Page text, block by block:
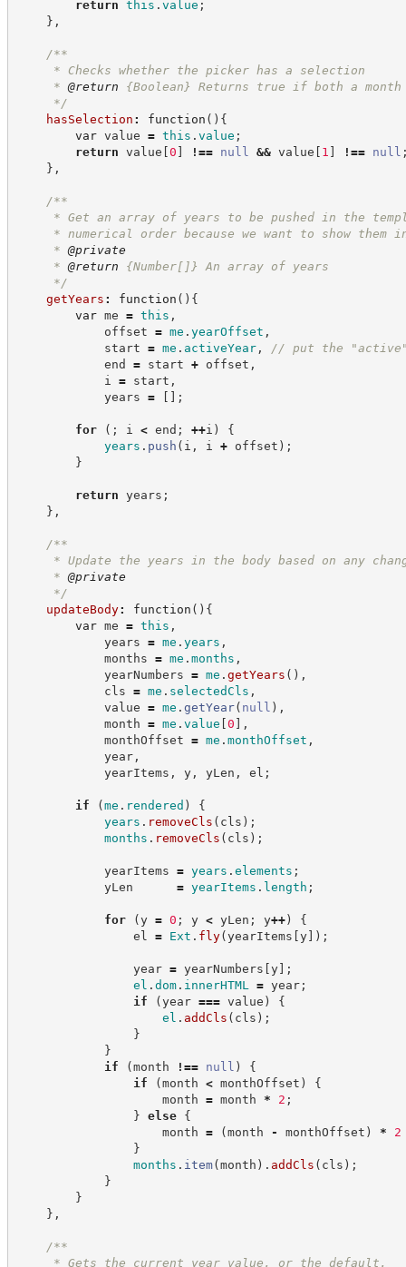
return this . value ;
} ,
/**
* Checks whether the picker has a selection
* @return {Boolean}
Returns true if both a month
*/
hasSelection : function ( ) {
var value = this . value ;
return value [0 ] !== null && value [ 1 ] !== null
} ,
/**
* Get an array of years to be pushed in the
* numerical order because we want to show them
* @private
* @return {Number[]}
An array of years
*/
getYears : function ( ) {
var me = this ,
offset = me . yearOffset ,
start = me . activeYear, // put the
end = start + offset ,
i = start ,
years = [ ] ;
for ( ; i < end ; ++i )
{
years . push ( i , i + offset ) ;
}
return years ;
} ,
/**
* Update the years in the body based on any
* @private
*/
updateBody: function ( ) {
var me = this ,
years = me . years ,
months = me . months ,
yearNumbers = me . getYears ( ) ,
cls = me . selectedCls ,
value = me . getYear( null ) ,
month = me . value [0 ] ,
monthOffset = me . monthOffset ,
year,
yearItems , y, yLen , el ;
if (me . rendered )
{
years . removeCls ( cls ) ;
months . removeCls ( cls ) ;
yearItems = years . elements ;
yLen = yearItems . length ;
for (y = 0 ; y < yLen ; y++)
{
el = Ext . fly(yearItems [y] ) ;
year = yearNumbers [y] ;
el . dom. innerHTML = year;
if
(year === value )
{
el . addCls ( cls ) ;
}
}
if
(month !== null )
{
if
(month < monthOffset )
{
month = month * 2 ;
} else
{
month = (month - monthOffset ) *
2
}
months . item(month ) . addCls ( cls ) ;
}
}
} ,
/**
* Gets the current year value, or the default.